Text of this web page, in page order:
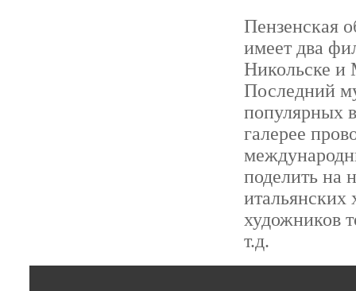
Пензенская
имеет два
Никольске и
Последний
популярных
галерее
поделить на
итальянских
художников
т.д.